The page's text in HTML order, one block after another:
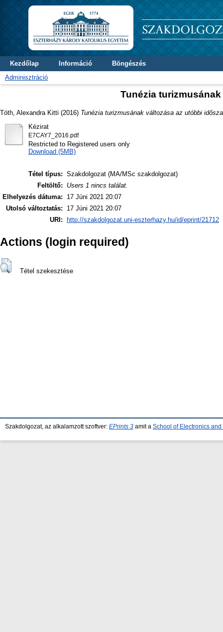
Kezdőlap Információ
Böngészés
Adminisztráció
Tunézia
Tóth, Alexandra Kitti (2016) Tunézia turizmusának változása az utóbbi
Kézirat
E7CAY7_2016.pdf
Restricted to Registered users only
Download (5MB)
Tétel típus: Szakdolgozat (MA/MSc szakdolgozat)
Feltöltő:
Users 1 nincs találat.
Elhelyezés dátuma:
17 Júni 2021 20:07
Utolsó változtatás:
17 Júni 2021 20:07
URI:
http://szakdolgozat.uni-eszterhazy.hu/id/eprint/21712
Actions (login required)
Tétel szekesztése
Szakdolgozat, az alkalamzott szoftver: EPrints 3 amit a School of Electronics